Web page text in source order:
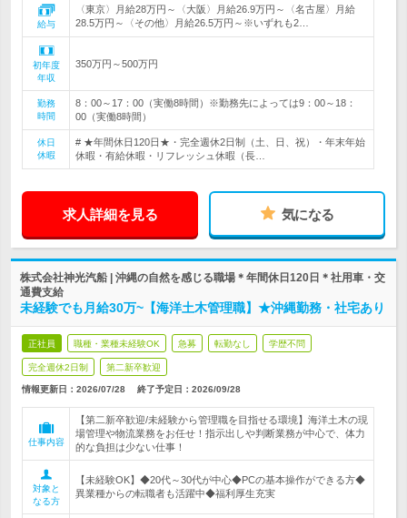
給与
〈東京〉月給28万円～〈大阪〉月給26.9万円～〈名古屋〉月給
28.5万円～〈その他〉月給26.5万円～※いずれも2…
初年度
年収
350万円～500万円
勤務
時間
8：00～17：00（実働8時間）※勤務先によっては9：00～18：
00（実働8時間）
休日
休暇
# ★年間休日120日★・完全週休2日制（土、日、祝）・年末年始
休暇・有給休暇・リフレッシュ休暇（長…
求人詳細を見る 気になる
株式会社神光汽船 | 沖縄の自然を感じる職場＊年間休日120日＊社用車・交
通費支給
未経験でも月給30万~【海洋土木管理職】★沖縄勤務・社宅あり
正社員 職種・業種未経験OK 急募 転勤なし 学歴不問
完全週休2日制 第二新卒歓迎
情報更新日：2026/07/28 終了予定日： 2026/09/28
仕事内容
【第二新卒歓迎/未経験から管理職を目指せる環境】海洋土木の現
場管理や物流業務をお任せ！指示出しや判断業務が中心で、体力
的な負担は少ない仕事！
対象と
なる方
【未経験OK】◆20代～30代が中心◆PCの基本操作ができる方◆
異業種からの転職者も活躍中◆福利厚生充実